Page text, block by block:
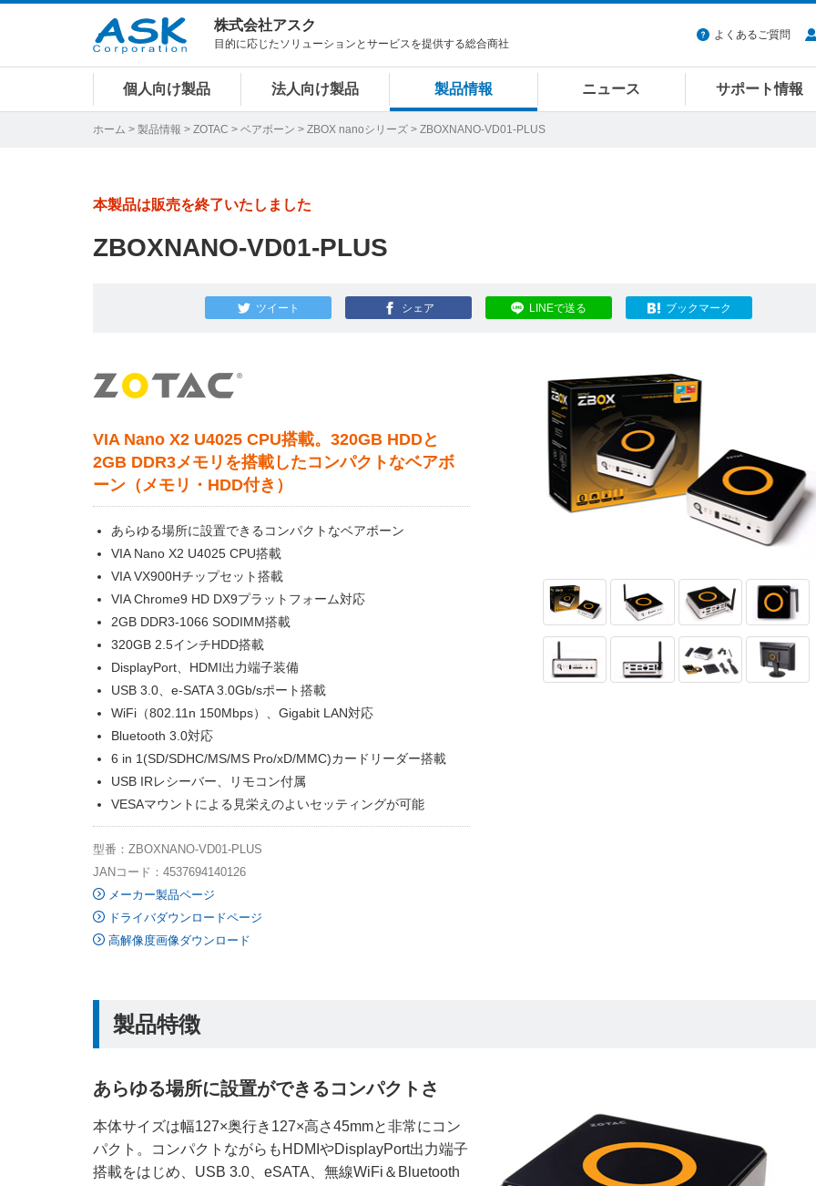
株式会社アスク
目的に応じたソリューションとサービスを提供する総合商社
よくあるご質問
個人向け製品 法人向け製品 製品情報 ニュース サポート情報
ホーム > 製品情報 > ZOTAC > ベアボーン > ZBOX nanoシリーズ > ZBOXNANO-VD01-PLUS
本製品は販売を終了いたしました
ZBOXNANO-VD01-PLUS
ツイート シェア LINEで送る ブックマーク
VIA Nano X2 U4025 CPU搭載。320GB HDDと
2GB DDR3メモリを搭載したコンパクトなベアボ
ーン（メモリ・HDD付き）
あらゆる場所に設置できるコンパクトなベアボーン
VIA Nano X2 U4025 CPU搭載
VIA VX900Hチップセット搭載
VIA Chrome9 HD DX9プラットフォーム対応
2GB DDR3-1066 SODIMM搭載
320GB 2.5インチHDD搭載
DisplayPort、HDMI出力端子装備
USB 3.0、e-SATA 3.0Gb/sポート搭載
WiFi（802.11n 150Mbps）、Gigabit LAN対応
Bluetooth 3.0対応
6 in 1(SD/SDHC/MS/MS Pro/xD/MMC)カードリーダー搭載
USB IRレシーバー、リモコン付属
VESAマウントによる見栄えのよいセッティングが可能
型番：ZBOXNANO-VD01-PLUS
JANコード：4537694140126
メーカー製品ページ
ドライバダウンロードページ
高解像度画像ダウンロード
製品特徴
あらゆる場所に設置ができるコンパクトさ
本体サイズは幅127×奥行き127×高さ45mmと非常にコン
パクト。コンパクトながらもHDMIやDisplayPort出力端子
搭載をはじめ、USB 3.0、eSATA、無線WiFi＆Bluetooth